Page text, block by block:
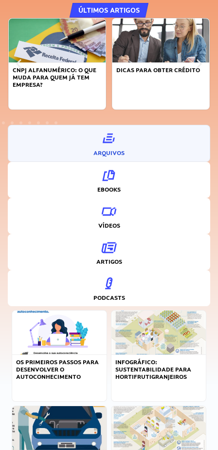
ÚLTIMOS ARTIGOS
CNPJ ALFANUMÉRICO: O QUE
MUDA PARA QUEM JÁ TEM
EMPRESA?
DICAS PARA OBTER CRÉDITO
ARQUIVOS
EBOOKS
VÍDEOS
ARTIGOS
PODCASTS
OS PRIMEIROS PASSOS PARA
DESENVOLVER O
AUTOCONHECIMENTO
INFOGRÁFICO:
SUSTENTABILIDADE PARA
HORTIFRUTIGRANJEIROS